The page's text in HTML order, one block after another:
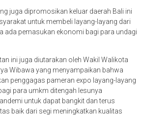
juga dipromosikan keluar daerah Bali ini
untuk membeli layang-layang dari
ada pemasukan ekonomi bagi para undagi
ini juga diutarakan oleh Wakil Walikota
Wibawa yang menyampaikan bahwa
penggagas pameran expo layang-layang
para umkm ditengah lesunya
untuk dapat bangkit dan terus
baik dari segi meningkatkan kualitas